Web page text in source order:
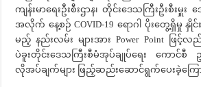
ကျန်းမာရေးဦးစီးဌာန၊ တိုင်းဒေသကြီးဦးစီး
အလိုက် နေ့စဉ် COVID-19 ရောဂါ ပိုးတွေ့ရှိမှု နှို
မည့် နည်းလမ်း များအား Power Point ဖြင့်လ
ပဲခူးတိုင်းဒေသကြီးစီမံအုပ်ချုပ်ရေး ကောင်စီ ဥ
လိုအပ်ချက်များ ဖြည့်ဆည်းဆောင်ရွက်ပေးခဲ့ကြ